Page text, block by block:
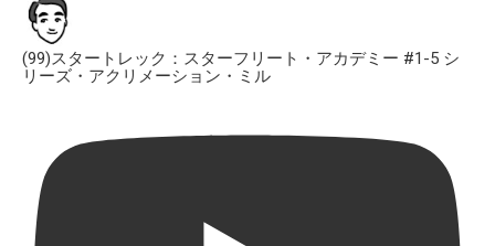
(99)スタートレック：スターフリート・アカデミー #1-5 シ
リーズ・アクリメーション・ミル